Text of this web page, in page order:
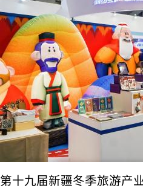
第十九届新疆冬季旅游产